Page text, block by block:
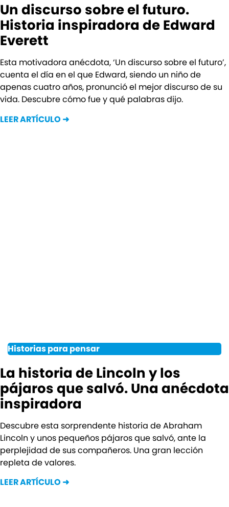
Un discurso sobre el futuro.
Historia inspiradora de Edward
Everett
Esta motivadora anécdota, ‘Un discurso sobre el futuro’,
cuenta el día en el que Edward, siendo un niño de
apenas cuatro años, pronunció el mejor discurso de su
vida. Descubre cómo fue y qué palabras dijo.
LEER ARTÍCULO ➜
Historias para pensar
La historia de Lincoln y los
pájaros que salvó. Una anécdota
inspiradora
Descubre esta sorprendente historia de Abraham
Lincoln y unos pequeños pájaros que salvó, ante la
perplejidad de sus compañeros. Una gran lección
repleta de valores.
LEER ARTÍCULO ➜